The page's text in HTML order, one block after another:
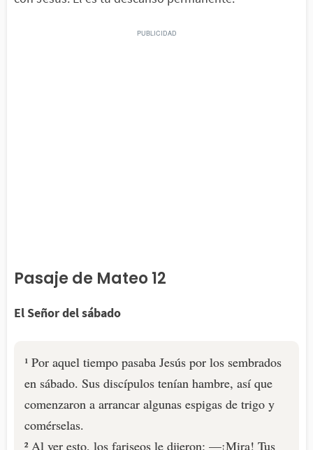
Pasaje de Mateo 12
El Señor del sábado
¹ Por aquel tiempo pasaba Jesús por los sembrados
en sábado. Sus discípulos tenían hambre, así que
comenzaron a arrancar algunas espigas de trigo y
comérselas.
² Al ver esto, los fariseos le dijeron: —¡Mira! Tus